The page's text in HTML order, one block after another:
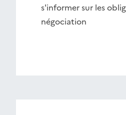
s'informer sur les
négociation